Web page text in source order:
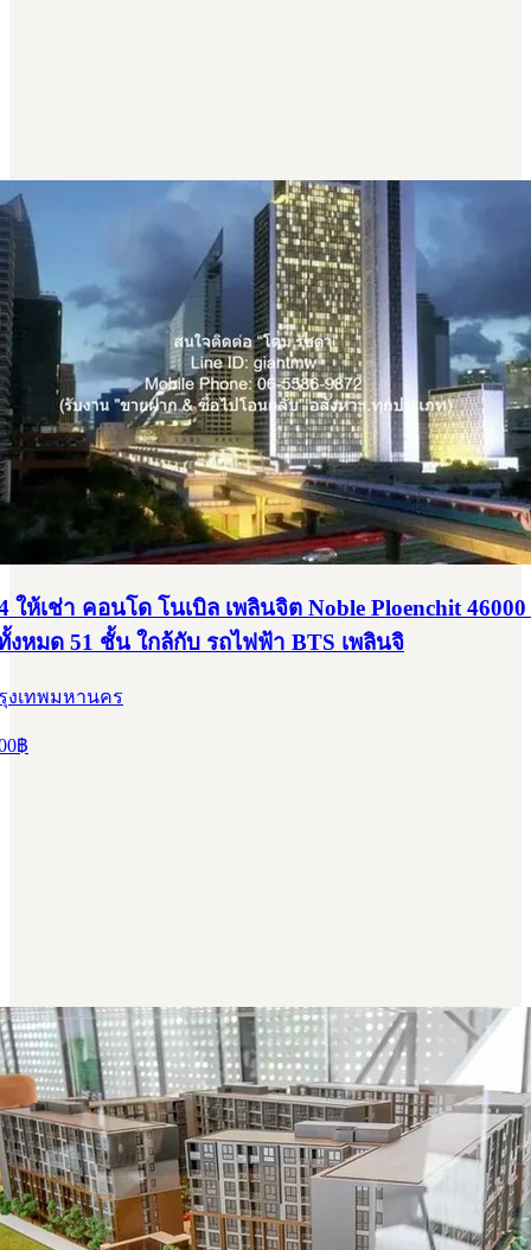
ให้เช่า คอนโด โนเบิล เพลินจิต Noble Ploenchit
งหมด 51 ชั้น ใกล้กับ รถไฟฟ้า BTS เพลินจิ
งเทพมหานคร
฿